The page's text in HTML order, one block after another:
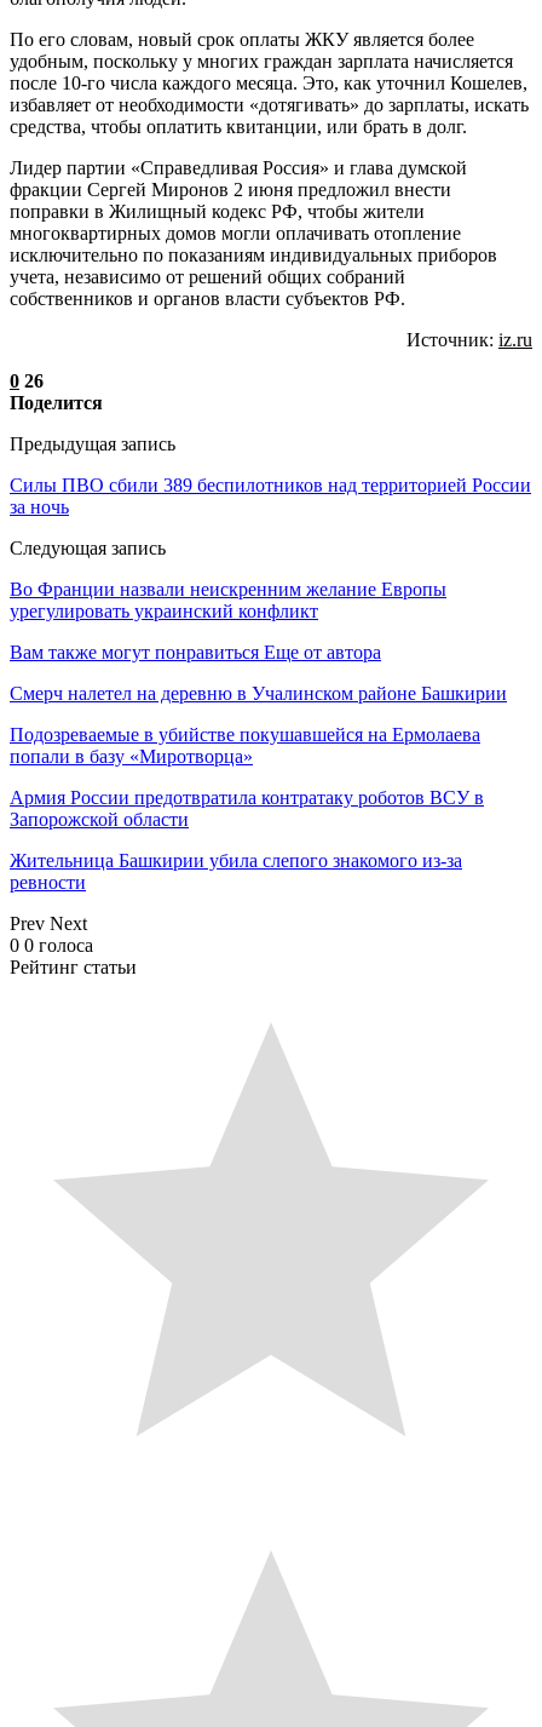
По его словам, новый срок оплаты ЖКУ является более
удобным, поскольку у многих граждан зарплата начисляется
после 10-го числа каждого месяца. Это, как уточнил Кошелев,
избавляет от необходимости «дотягивать» до зарплаты, искать
средства, чтобы оплатить квитанции, или брать в долг.
Лидер партии «Справедливая Россия» и глава думской
фракции Сергей Миронов 2 июня предложил внести
поправки в Жилищный кодекс РФ, чтобы жители
многоквартирных домов могли оплачивать отопление
исключительно по показаниям индивидуальных приборов
учета, независимо от решений общих собраний
собственников и органов власти субъектов РФ.
Источник: iz.ru
0 26
Поделится
Предыдущая запись
Силы ПВО сбили 389 беспилотников над территорией России
за ночь
Следующая запись
Во Франции назвали неискренним желание Европы
урегулировать украинский конфликт
Вам также могут понравиться Еще от автора
Смерч налетел на деревню в Учалинском районе Башкирии
Подозреваемые в убийстве покушавшейся на Ермолаева
попали в базу «Миротворца»
Армия России предотвратила контратаку роботов ВСУ в
Запорожской области
Жительница Башкирии убила слепого знакомого из-за
ревности
Prev Next
0 0 голоса
Рейтинг статьи